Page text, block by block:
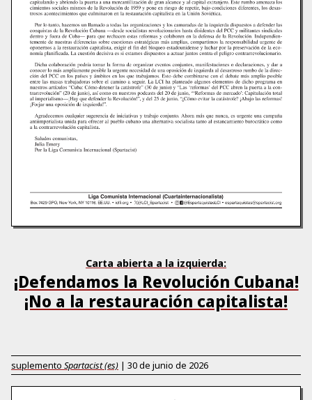
Carta abierta a la izquierda:
¡Defendamos la Revolución Cubana!
¡No a la restauración capitalista!
suplemento Spartacist (es) | 30 de junio de 2026